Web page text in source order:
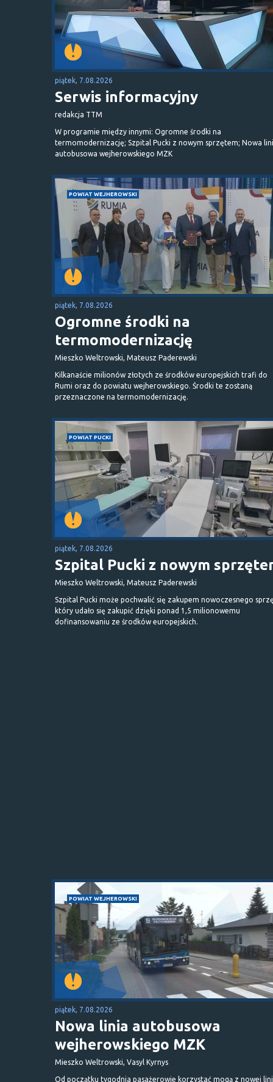
piątek, 7.08.2026
Serwis informacyjny
redakcja TTM
W programie między innymi: Ogromne środki na
termomodernizację; Szpital Pucki z nowym sprzętem; Nowa
autobusowa wejherowskiego MZK
POWIAT WEJHEROWSKI
piątek, 7.08.2026
Ogromne środki na
termomodernizację
Mieszko Weltrowski, Mateusz Paderewski
Kilkanaście milionów złotych ze środków europejskich trafi do
Rumi oraz do powiatu wejherowskiego. Środki te zostaną
przeznaczone na termomodernizację.
POWIAT PUCKI
piątek, 7.08.2026
Szpital Pucki z nowym
Mieszko Weltrowski, Mateusz Paderewski
Szpital Pucki może pochwalić się zakupem nowoczesnego
który udało się zakupić dzięki ponad 1,5 milionowemu
dofinansowaniu ze środków europejskich.
POWIAT WEJHEROWSKI
piątek, 7.08.2026
Nowa linia autobusowa
wejherowskiego MZK
Mieszko Weltrowski, Vasyl Kyrnys
Od początku tygodnia pasażerowie korzystać mogą z nowej